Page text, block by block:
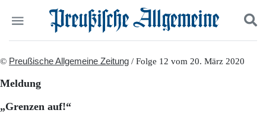
Politik
Suchen und finden
© Preußische Allgemeine Zeitung / Folge 12 vom 20. März 2020
Meldung
„Grenzen auf!“